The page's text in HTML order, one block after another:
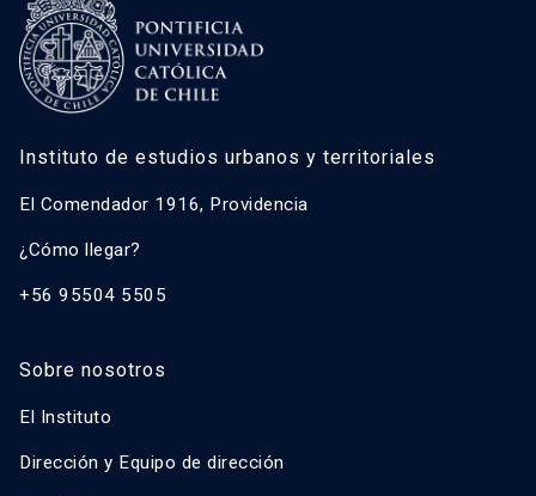
Instituto de estudios urbanos y territoriales
El Comendador 1916, Providencia
¿Cómo llegar?
+56 95504 5505
Sobre nosotros
El Instituto
Dirección y Equipo de dirección